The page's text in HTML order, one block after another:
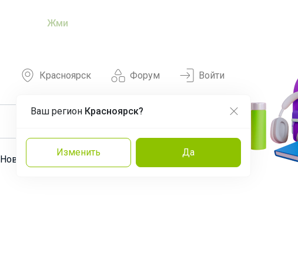
Жми
Форум
Красноярск
Ваш регион Красноярск?
Изменить Да
Войти
Новости Команда Эксперты